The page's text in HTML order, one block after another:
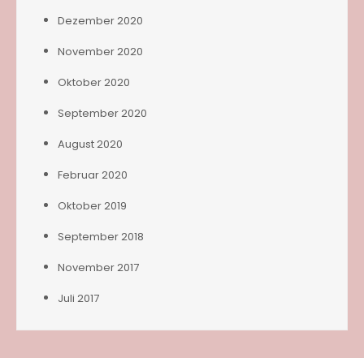
Dezember 2020
November 2020
Oktober 2020
September 2020
August 2020
Februar 2020
Oktober 2019
September 2018
November 2017
Juli 2017